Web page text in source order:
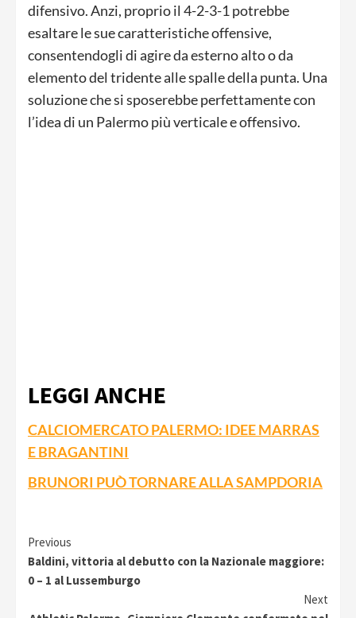
difensivo. Anzi, proprio il 4-2-3-1 potrebbe
esaltare le sue caratteristiche offensive,
consentendogli di agire da esterno alto o da
elemento del tridente alle spalle della punta. Una
soluzione che si sposerebbe perfettamente con
l’idea di un Palermo più verticale e offensivo.
LEGGI ANCHE
CALCIOMERCATO PALERMO: IDEE MARRAS
E BRAGANTINI
BRUNORI PUÒ TORNARE ALLA SAMPDORIA
Continue
Reading
Previous
Baldini, vittoria al debutto con la Nazionale maggiore:
0 – 1 al Lussemburgo
Next